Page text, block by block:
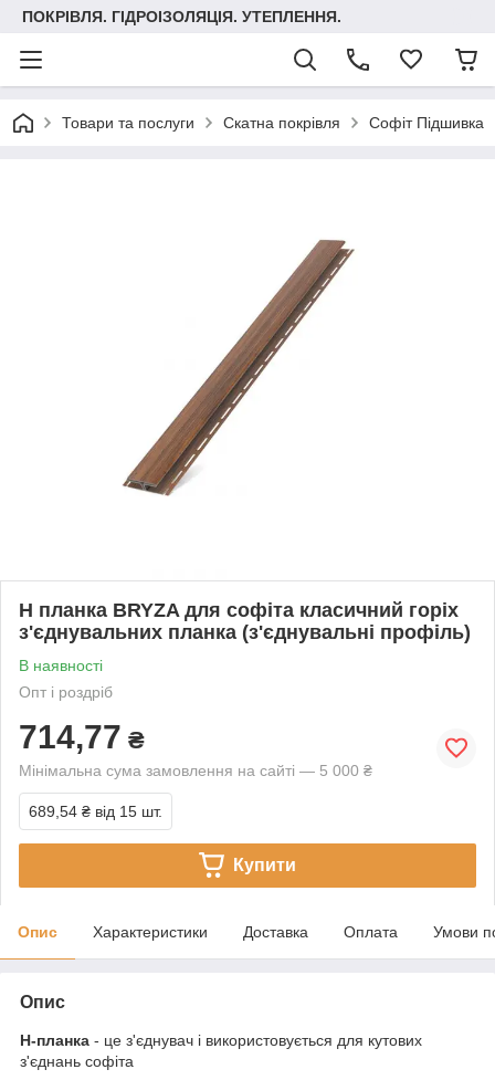
ПОКРІВЛЯ. ГІДРОІЗОЛЯЦІЯ. УТЕПЛЕННЯ.
Товари та послуги Скатна покрівля Софіт Підшивка
H планка BRYZA для софіта класичний горіх
з'єднувальних планка (з'єднувальні профіль)
В наявності
Опт і роздріб
714,77 ₴
Мінімальна сума замовлення на сайті — 5 000 ₴
689,54 ₴ від 15 шт.
Купити
Опис Характеристики Доставка Оплата Умови
Опис
Н-планка - це з'єднувач і використовується для кутових
з'єднань софіта